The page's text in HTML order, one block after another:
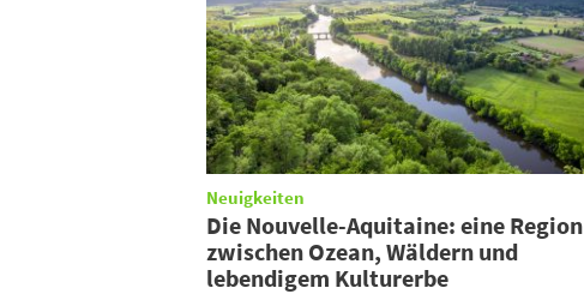
Neuigkeiten
Die Nouvelle-Aquitaine: eine Region
zwischen Ozean, Wäldern und
lebendigem Kulturerbe